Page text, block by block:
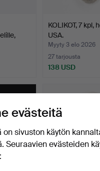
KOLIKOT, 7 kpl,
USA.
Myyty 3 elo 2026
27 tarjousta
138 USD
evästeitä
on sivuston käytön
Seuraavien evästeiden